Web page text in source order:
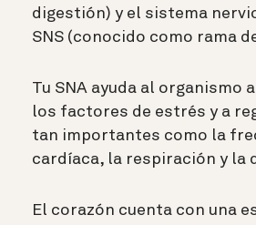
digestión) y el sistema
SNS (conocido como rama
Tu SNA ayuda al organismo
los factores de estrés y a
tan importantes como la
cardíaca, la respiración y la
El corazón cuenta con una